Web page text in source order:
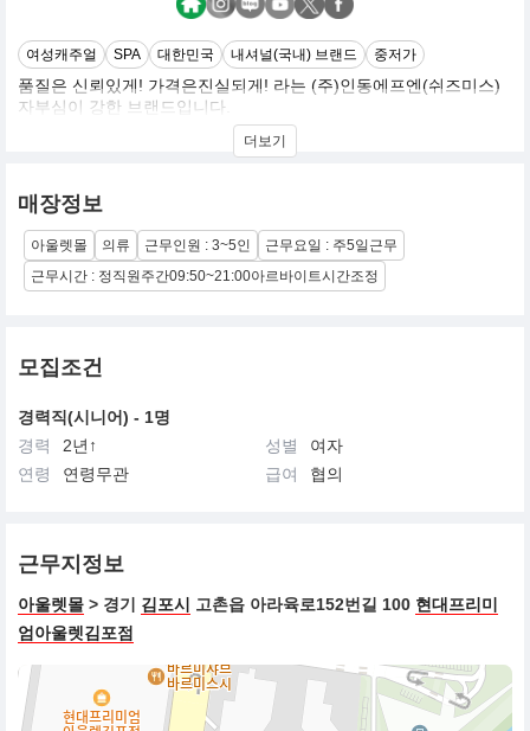
여성캐주얼 SPA 대한민국 내셔널(국내) 브랜드 중저가
품질은 신뢰있게! 가격은진실되게! 라는 (주)인동에프엔(쉬즈미스)
자부심이 강한 브랜드입니다.
다양한 연령층을 흡수하고있으면 트렌드한 디자인으로 자신만의스
타일을 표현할수있는 브랜드 입니다.
더보기
매장정보
아울렛몰 의류 근무인원 : 3~5인
근무요일 : 주5일근무
근무시간 : 정직원주간09:50~21:00아르바이트시간조정
모집조건
경력직(시니어) - 1명
경력
2년↑ 성별
여자
연령
연령무관 급여 협의
근무지정보
아울렛몰 > 경기 김포시 고촌읍 아라육로152번길 100 현대프리미
엄아울렛김포점